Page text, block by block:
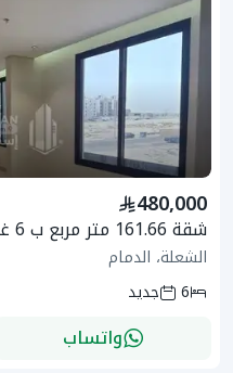
480,000
شقة 161.66 متر مربع ب 6 غرف
الشعلة، الدمام
6
جديد
واتساب